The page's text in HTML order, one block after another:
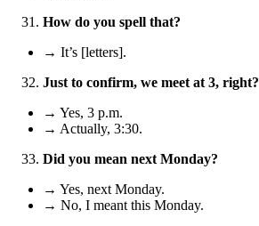
How do you spell that?
→ It’s [letters].
Just to confirm, we meet at 3, right?
→ Yes, 3 p.m.
→ Actually, 3:30.
Did you mean next Monday?
→ Yes, next Monday.
→ No, I meant this Monday.